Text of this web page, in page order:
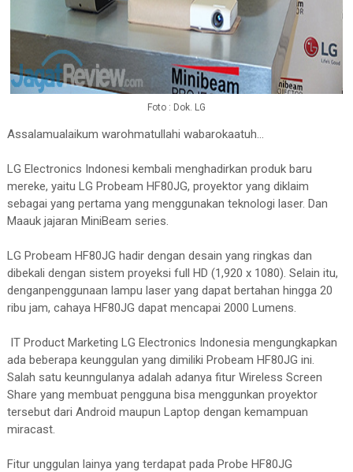
Foto : Dok. LG
Assalamualaikum warohmatullahi wabarokaatuh...
LG Electronics Indonesi kembali menghadirkan produk baru
mereke, yaitu LG Probeam HF80JG, proyektor yang diklaim
sebagai yang pertama yang menggunakan teknologi laser. Dan
Maauk jajaran MiniBeam series.
LG Probeam HF80JG hadir dengan desain yang ringkas dan
dibekali dengan sistem proyeksi full HD (1,920 x 1080). Selain itu,
denganpenggunaan lampu laser yang dapat bertahan hingga 20
ribu jam, cahaya HF80JG dapat mencapai 2000 Lumens.
IT Product Marketing LG Electronics Indonesia mengungkapkan
ada beberapa keunggulan yang dimiliki Probeam HF80JG ini.
Salah satu keunngulanya adalah adanya fitur Wireless Screen
Share yang membuat pengguna bisa menggunkan proyektor
tersebut dari Android maupun Laptop dengan kemampuan
miracast.
Fitur unggulan lainya yang terdapat pada Probe HF80JG